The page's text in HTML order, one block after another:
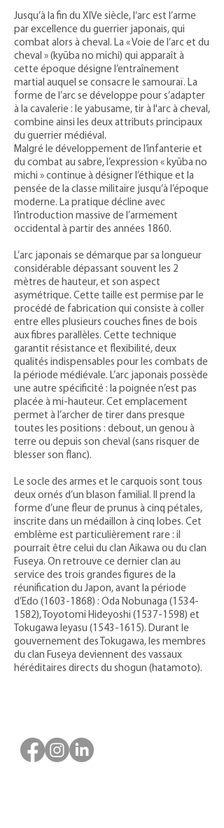
Jusqu’à la fin du XIVe siècle, l’arc est l’arme
par excellence du guerrier japonais, qui
combat alors à cheval. La « Voie de l’arc et du
cheval » (kyūba no michi) qui apparaît à
cette époque désigne l’entraînement
martial auquel se consacre le samouraï. La
forme de l’arc se développe pour s’adapter
à la cavalerie : le yabusame, tir à l'arc à cheval,
combine ainsi les deux attributs principaux
du guerrier médiéval.
Malgré le développement de l’infanterie et
du combat au sabre, l’expression « kyūba no
michi » continue à désigner l’éthique et la
pensée de la classe militaire jusqu’à l’époque
moderne. La pratique décline avec
l’introduction massive de l’armement
occidental à partir des années 1860.
L’arc japonais se démarque par sa longueur
considérable dépassant souvent les 2
mètres de hauteur, et son aspect
asymétrique. Cette taille est permise par le
procédé de fabrication qui consiste à coller
entre elles plusieurs couches fines de bois
aux fibres parallèles. Cette technique
garantit résistance et flexibilité, deux
qualités indispensables pour les combats de
la période médiévale. L’arc japonais possède
une autre spécificité : la poignée n’est pas
placée à mi-hauteur. Cet emplacement
permet à l’archer de tirer dans presque
toutes les positions : debout, un genou à
terre ou depuis son cheval (sans risquer de
blesser son flanc).
Le socle des armes et le carquois sont tous
deux ornés d’un blason familial. Il prend la
forme d’une fleur de prunus à cinq pétales,
inscrite dans un médaillon à cinq lobes. Cet
emblème est particulièrement rare : il
pourrait être celui du clan Aikawa ou du clan
Fuseya. On retrouve ce dernier clan au
service des trois grandes figures de la
réunification du Japon, avant la période
d’Edo (1603-1868) : Oda Nobunaga (1534-
1582), Toyotomi Hideyoshi (1537-1598) et
Tokugawa Ieyasu (1543-1615). Durant le
gouvernement des Tokugawa, les membres
du clan Fuseya deviennent des vassaux
héréditaires directs du shogun (hatamoto).